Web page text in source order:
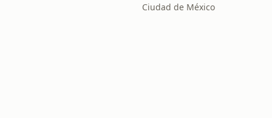
Ciudad de México